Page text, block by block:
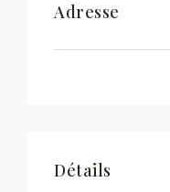
Adresse
Détails